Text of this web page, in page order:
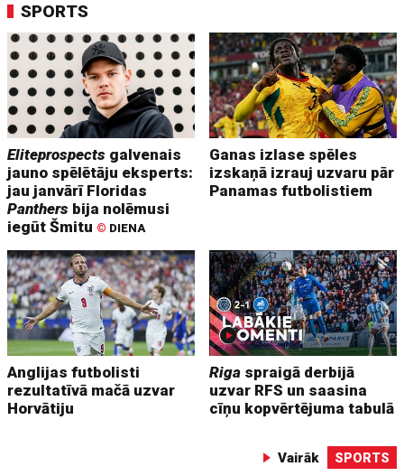
SPORTS
Eliteprospects galvenais
jauno spēlētāju eksperts:
jau janvārī Floridas
Panthers bija nolēmusi
iegūt Šmitu © DIENA
Ganas izlase spēles
izskaņā izrauj uzvaru pār
Panamas futbolistiem
Anglijas futbolisti
rezultatīvā mačā uzvar
Horvātiju
Riga spraigā derbijā
uzvar RFS un saasina
cīņu kopvērtējuma tabulā
Vairāk SPORTS